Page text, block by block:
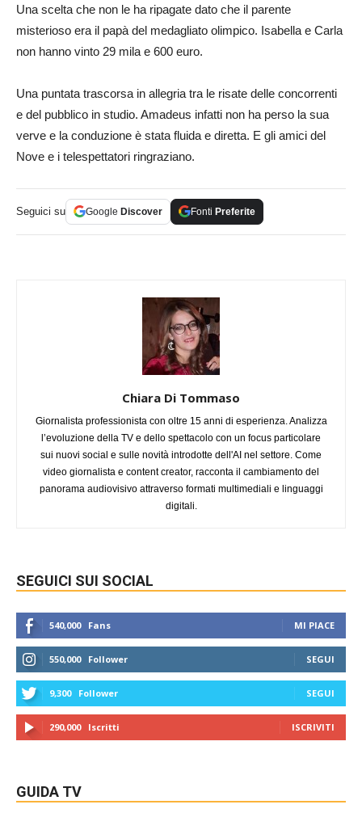
Una scelta che non le ha ripagate dato che il parente
misterioso era il papà del medagliato olimpico. Isabella e Carla
non hanno vinto 29 mila e 600 euro.
Una puntata trascorsa in allegria tra le risate delle concorrenti
e del pubblico in studio. Amadeus infatti non ha perso la sua
verve e la conduzione è stata fluida e diretta. E gli amici del
Nove e i telespettatori ringraziano.
Seguici su Google Discover Fonti Preferite
Chiara Di Tommaso
Giornalista professionista con oltre 15 anni di esperienza. Analizza
l’evoluzione della TV e dello spettacolo con un focus particolare
sui nuovi social e sulle novità introdotte dell'AI nel settore. Come
video giornalista e content creator, racconta il cambiamento del
panorama audiovisivo attraverso formati multimediali e linguaggi
digitali.
SEGUICI SUI SOCIAL
540,000 Fans MI PIACE
550,000 Follower SEGUI
9,300 Follower SEGUI
290,000 Iscritti ISCRIVITI
GUIDA TV